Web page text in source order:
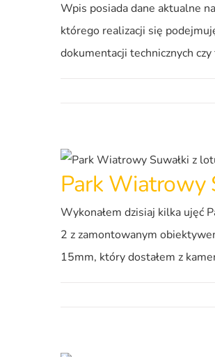
Wpis posiada dane aktualne
którego realizacji się
dokumentacji technicznych
Park Wiatrowy
Wykonałem dzisiaj kilka ujęć
2 z zamontowanym
15mm, który dostałem z